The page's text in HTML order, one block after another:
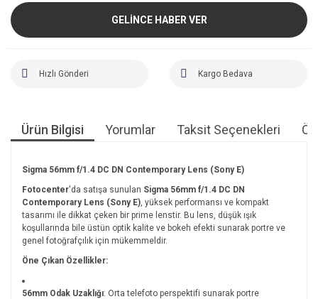
GELİNCE HABER VER
Hızlı Gönderi Kargo Bedava
Ürün Bilgisi Yorumlar Taksit Seçenekleri
Sigma 56mm f/1.4 DC DN Contemporary Lens (Sony E)
Fotocenter'da satışa sunulan Sigma 56mm f/1.4 DC DN
Contemporary Lens (Sony E), yüksek performansı ve kompakt
tasarımı ile dikkat çeken bir prime lenstir. Bu lens, düşük ışık
koşullarında bile üstün optik kalite ve bokeh efekti sunarak portre ve
genel fotoğrafçılık için mükemmeldir.
Öne Çıkan Özellikler:
56mm Odak Uzaklığı: Orta telefoto perspektifi sunarak portre